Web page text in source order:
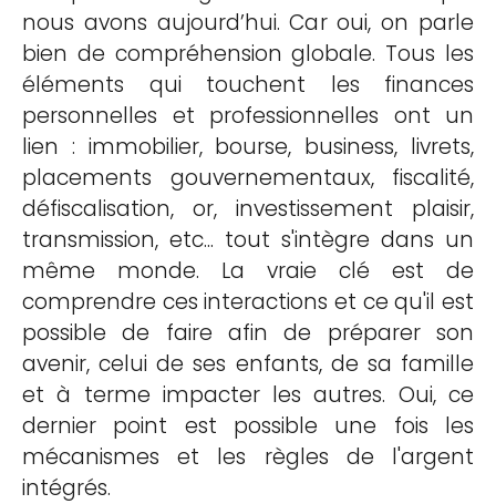
nous avons aujourd’hui. Car oui, on parle
bien de compréhension globale. Tous les
éléments qui touchent les finances
personnelles et professionnelles ont un
lien : immobilier, bourse, business, livrets,
placements gouvernementaux, fiscalité,
défiscalisation, or, investissement plaisir,
transmission, etc... tout s'intègre dans un
même monde. La vraie clé est de
comprendre ces interactions et ce qu'il est
possible de faire afin de préparer son
avenir, celui de ses enfants, de sa famille
et à terme impacter les autres. Oui, ce
dernier point est possible une fois les
mécanismes et les règles de l'argent
intégrés.